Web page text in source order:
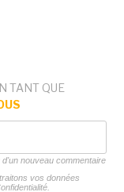
TANT QUE
nouveau commentaire
vos données